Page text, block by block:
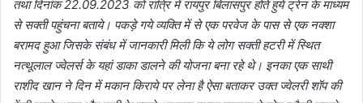
तथा दिनांक 22.09.2023 को रात्रि में रायपुर बिलासपुर होते हुये ट्रेन के माध्यम
से सक्ती पहुंचना बताये। पकड़े गये व्यक्ति में से एक परवेज के पास से एक नक्शा
बरामद हुआ जिसके संबंध में जानकारी मिली कि ये लोग सक्ती हटरी में स्थित
नत्थूलाल ज्वेलर्स के यहां डाका डालने की योजना बना रहे थे। इनका एक साथी
राशीद खान ने दिन में मकान किराये पर लेना है ऐसा बताकर उक्त ज्वेलरी शॉप की